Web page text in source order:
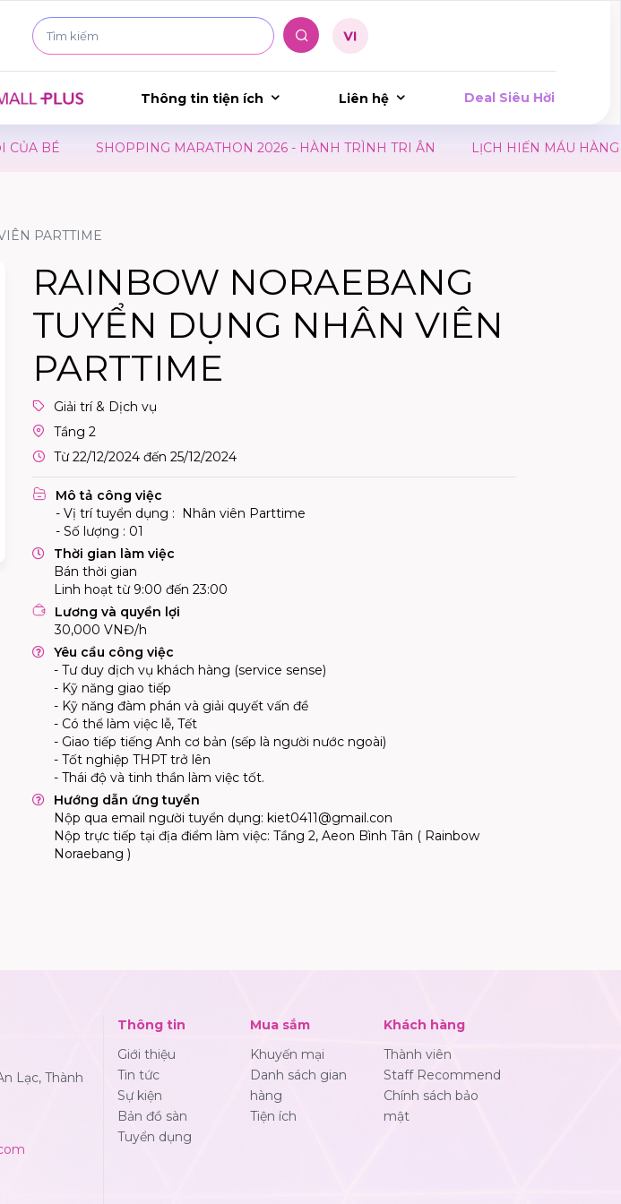
Thông tin tiện ích Liên hệ Deal Siêu Hời
BÉ SHOPPING MARATHON 2026 - HÀNH TRÌNH TRI ÂN LỊCH HIẾN MÁU HÀNG
PARTTIME
RAINBOW NORAEBANG
TUYỂN DỤNG NHÂN VIÊN
PARTTIME
Giải trí & Dịch vụ
Tầng 2
Từ 22/12/2024 đến 25/12/2024
Mô tả công việc
- Vị trí tuyển dụng : Nhân viên Parttime
- Số lượng : 01
Thời gian làm việc
Bán thời gian
Linh hoạt từ 9:00 đến 23:00
Lương và quyền lợi
30,000 VNĐ/h
Yêu cầu công việc
- Tư duy dịch vụ khách hàng (service sense)
- Kỹ năng giao tiếp
- Kỹ năng đàm phán và giải quyết vấn đề
- Có thể làm việc lễ, Tết
- Giao tiếp tiếng Anh cơ bản (sếp là người nước ngoài)
- Tốt nghiệp THPT trở lên
- Thái độ và tinh thần làm việc tốt.
Hướng dẫn ứng tuyển
Nộp qua email người tuyển dụng: kiet0411@gmail.con
Nộp trực tiếp tại địa điểm làm việc: Tầng 2, Aeon Bình Tân ( Rainbow
Noraebang )
Lạc, Thành
Thông tin
Giới thiệu
Tin tức
Sự kiện
Bản đồ sàn
Tuyển dụng
Mua sắm
Khuyến mại
Danh sách gian
hàng
Tiện ích
Khách hàng
Thành viên
Staff Recommend
Chính sách bảo
mật